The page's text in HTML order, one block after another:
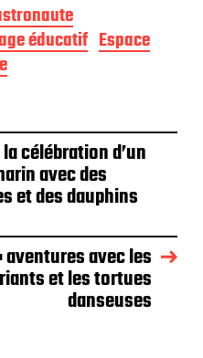
éducatif Espace
célébration d’un
avec des
et des dauphins
avec les
et les tortues
danseuses